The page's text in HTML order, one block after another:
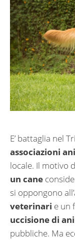
E’ battaglia nel
associazioni
locale. Il motivo
un cane
si oppongono
veterinari e un
uccisione di
pubbliche. Ma